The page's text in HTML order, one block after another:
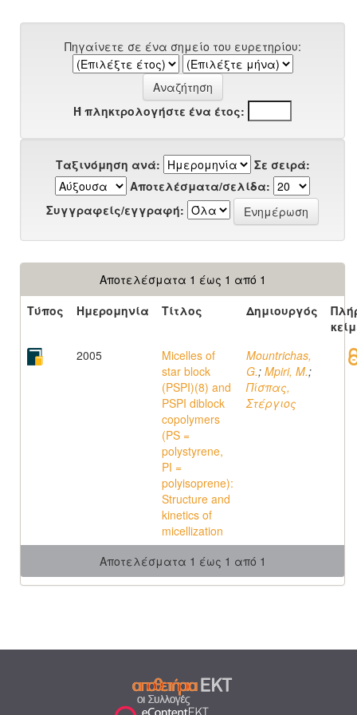
Πηγαίνετε σε ένα σημείο του ευρετηρίου:
Ή πληκτρολογήστε ένα έτος:
Ταξινόμηση ανά:
Σε σειρά:
Αποτελέσματα/σελίδα:
Συγγραφείς/εγγραφή:
Αποτελέσματα 1 έως 1 από 1
Τύπος
Ημερομηνία Τίτλος Δημιουργός
2005
Micelles of
star block
(PSPI)(8) and
PSPI diblock
copolymers
(PS =
polystyrene,
PI =
polyisoprene):
Structure and
kinetics of
micellization
Mountrichas,
G.; Mpiri, M.;
Πίσπας,
Στέργιος
Αποτελέσματα 1 έως 1 από 1